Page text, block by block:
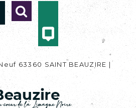
63360 SAINT BEAUZIRE |
04 73 33 92 59